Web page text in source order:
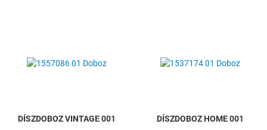
Összehasonlítás
DÍSZDOBOZ VINTAGE 001
DÍSZDOBOZ HOME 001